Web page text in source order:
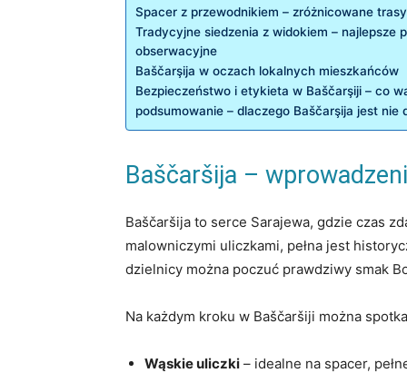
Spacer ⁢z‍ przewodnikiem – zróżnicowane
Tradycyjne⁤ siedzenia‍ z widokiem ⁢– najlepsze
obserwacyjne
Baščarşija w oczach lokalnych mieszkańców
Bezpieczeństwo​ i etykieta w Baščarşiji – co⁤
podsumowanie – dlaczego ⁤Baščarşija jest nie
Baščaršija –⁤
Baščaršija⁣ to serce‌ Sarajewa,⁣ gdzie czas
⁤malowniczymi uliczkami, ‌pełna jest‌
dzielnicy można poczuć prawdziwy smak
Na ⁣każdym kroku⁣ w⁤ Baščaršiji można
Wąskie⁢ uliczki – idealne na‍ spacer,